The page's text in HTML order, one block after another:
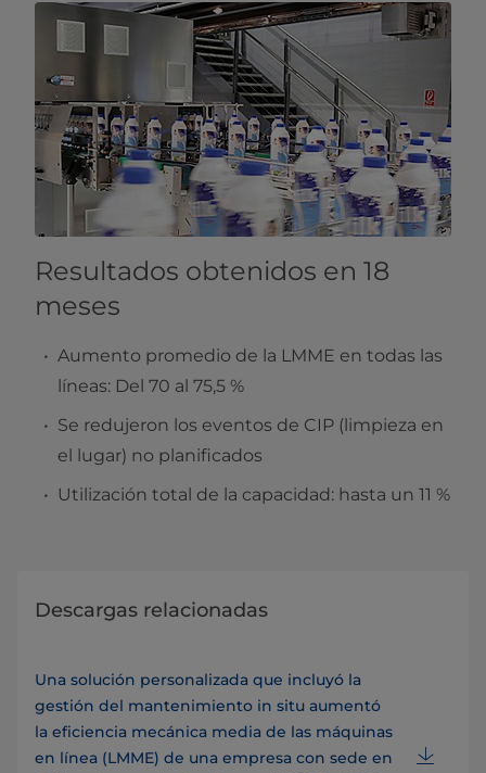
Resultados obtenidos en 18
meses
Aumento promedio de la LMME en todas las
líneas: Del 70 al 75,5 %
Se redujeron los eventos de CIP (limpieza en
el lugar) no planificados
Utilización total de la capacidad: hasta un 11 %
Descargas relacionadas
Una solución personalizada que incluyó la
gestión del mantenimiento in situ aumentó
la eficiencia mecánica media de las máquinas
en línea (LMME) de una empresa con sede en